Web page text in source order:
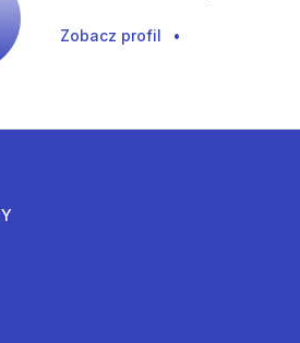
Zobacz profil •